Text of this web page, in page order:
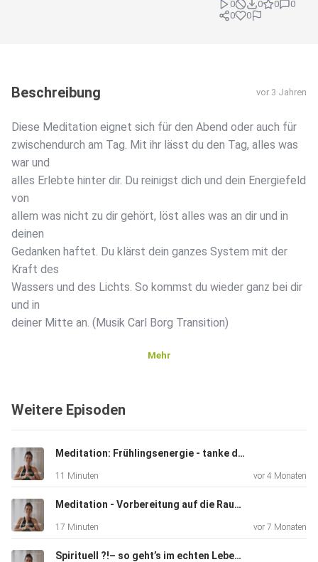
0 0 0
0
0
0
Beschreibung vor 3 Jahren
Diese Meditation eignet sich für den Abend oder auch für
zwischendurch am Tag. Mit ihr lässt du den Tag, alles was
war und
alles Erlebte hinter dir. Du reinigst dich und dein Energiefeld
von
allem was nicht zu dir gehört, löst alles was an dir und in
deinen
Gedanken haftet. Du klärst dein ganzes System mit der
Kraft des
Wassers und des Lichts. So kommst du wieder ganz bei dir
und in
deiner Mitte an. (Musik Carl Borg Transition)
Mehr
Weitere Episoden
Meditation: Frühlingsenergie - tanke dich auf
11 Minuten vor 4 Monaten
Meditation - Vorbereitung auf die Rauhnächte - öffne dich für die magische Zeit
17 Minuten vor 7 Monaten
Spirituell ?!– so geht’s im echten Leben ohne Kitsch und Bla bla